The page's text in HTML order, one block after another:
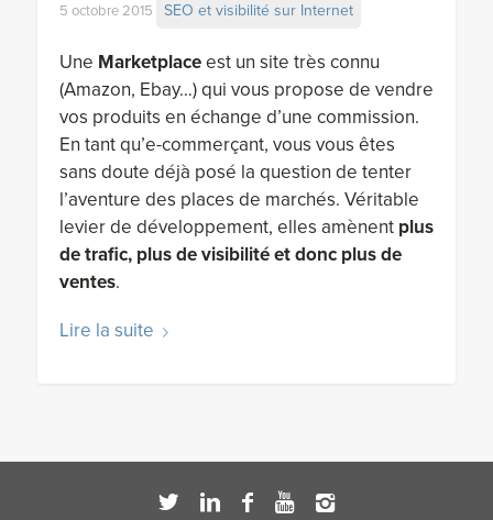
5 octobre 2015 SEO et visibilité sur Internet
Une Marketplaceest un site très connu
(Amazon, Ebay…) qui vous propose de vendre
vos produits en échange d’une commission.
En tant qu’e-commerçant, vous vous êtes
sans doute déjà posé la question de tenter
l’aventure des places de marchés. Véritable
levier de développement, elles amènent plus
de trafic, plus de visibilité et donc plus de
ventes.
Lire la suite